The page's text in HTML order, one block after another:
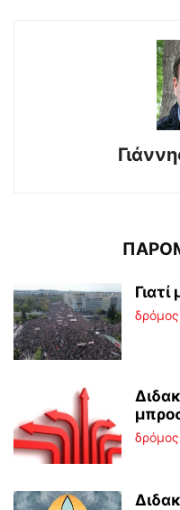
δρόμος
δρόμος